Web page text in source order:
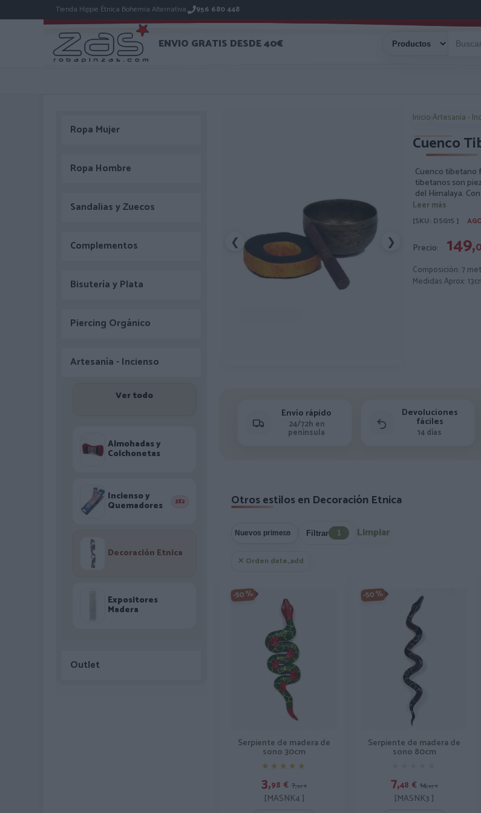
Tienda Hippie Étnica Bohemia Alternativa. 956 680 448
ENVIO GRATIS DESDE 40€
Ropa Mujer
Ropa Hombre
Sandalias y Zuecos
Complementos
Bisutería y Plata
Piercing Orgánico
Artesanía - Incienso
Ver todo
Almohadas y
Colchonetas
Incienso y
Quemadores 3X2
Decoración Etnica
Expositores
Madera
Outlet
❮ ❯
InicioArtesanía -
Cuenco
Cuenco tibetano
tibetanos son
del Himalaya.
cuenco produce
incluye. Además,
ella y
mejor sonido
mantras donde
los metales,
terapia de sonido.
Leer más
[SKU: DSG1S ]
Precio: 149,
Composición: 7
Medidas Aprox:
Envío rápido
24/72h en
península
Devoluciones
fáciles
14 días
Otros estilos en Decoración Etnica
Filtrar 1 Limpiar
✕ Orden date_add
-50%
Serpiente de madera de
sono 30cm
★★★★★
★★★★★
3,98 € 7,95 €
[MASNK4 ]
-50%
Serpiente de madera de
sono 80cm
7,48 € 14,95 €
[MASNK3 ]